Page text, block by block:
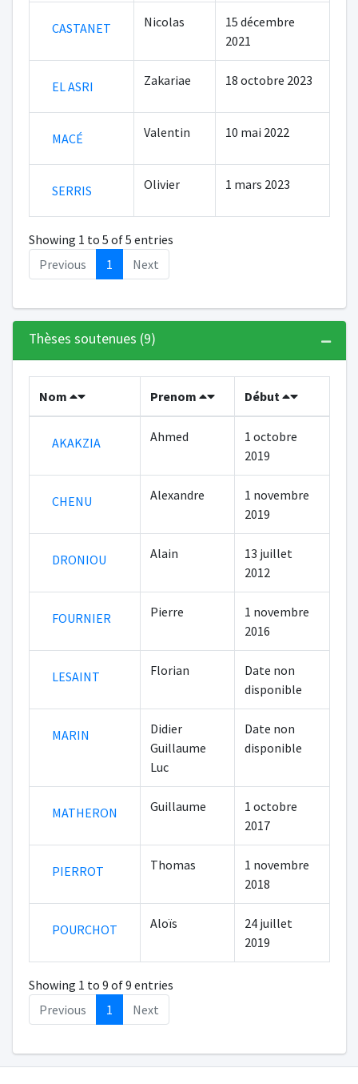
CASTANET Nicolas
15 décembre
2021
EL ASRI Zakariae 18 octobre 2023
MACÉ Valentin 10 mai 2022
SERRIS Olivier 1 mars 2023
Showing 1 to 5 of 5 entries
Previous
1 Next
Thèses soutenues (9)
Nom Prenom Début
AKAKZIA Ahmed
1 octobre
2019
CHENU Alexandre
1 novembre
2019
DRONIOU Alain
13 juillet
2012
FOURNIER Pierre
1 novembre
2016
LESAINT Florian
Date non
disponible
MARIN
Didier
Guillaume
Luc
Date non
disponible
MATHERON Guillaume
1 octobre
2017
PIERROT Thomas
1 novembre
2018
POURCHOT Aloïs
24 juillet
2019
Showing 1 to 9 of 9 entries
Previous
1 Next